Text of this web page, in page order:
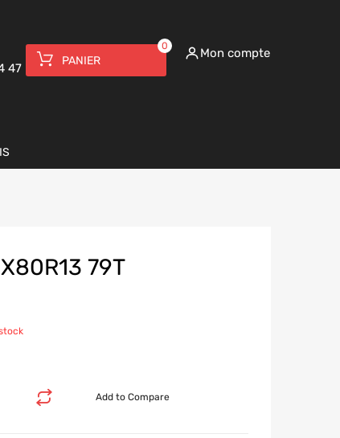
47
PANIER
0 Mon compte
79T
Add to Compare